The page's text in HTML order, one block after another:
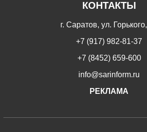
КОНТАКТЫ
г. Саратов, ул.
+7 (917) 982-81-37
+7 (8452) 659-600
info@sarinform.ru
РЕКЛАМА